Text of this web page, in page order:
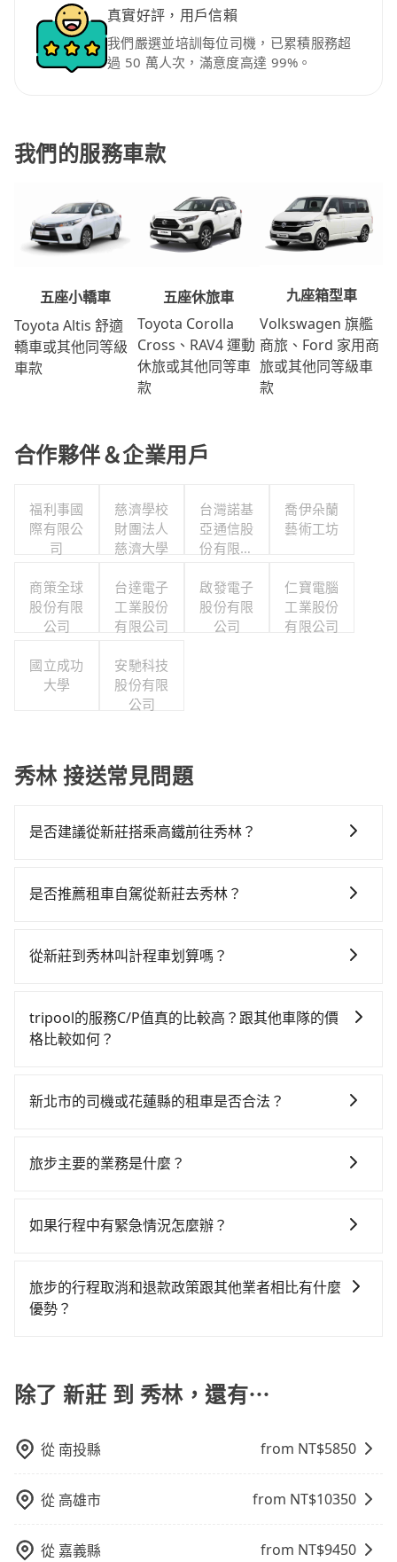
真實好評，用戶信賴
我們嚴選並培訓每位司機，已累積服務超
過 50 萬人次，滿意度高達 99%。
我們的服務車款
五座小轎車
Toyota Altis 舒適
轎車或其他同等級
車款
五座休旅車
Toyota Corolla
Cross、RAV4 運動
休旅或其他同等車
款
九座箱型車
Volkswagen 旗艦
商旅、Ford 家用商
旅或其他同等級車
款
合作夥伴＆企業用戶
福利事國
際有限公
司
慈濟學校
財團法人
慈濟大學
台灣諾基
亞通信股
份有限公
利委員會
喬伊朵蘭
藝術工坊
商策全球
股份有限
公司
台達電子
工業股份
有限公司
啟發電子
股份有限
公司
仁寶電腦
工業股份
有限公司
國立成功
大學
安馳科技
股份有限
公司
秀林 接送常見問題
是否建議從新莊搭乘高鐵前往秀林？
板橋-南港雖然一天最多時有92班車次，從最早07:02到
一輛計程車花費約200元、車程約20分鐘。抵達高鐵站
往南港高鐵站，每人票價70元，再用10分鐘出站、等待
車站前排班的計程車，搭上小黃後約花200分鐘、車費
每人花費為2,030元。但如果全程使用tripool並到府專
擔660元車資，而且更會額外浪費36分鐘在轉乘與等車
50%的交通費用。
是否推薦租車自駕從新莊去秀林？
在車上休息，那在新北市新莊區有約50間租車車行，比
Nissan Tiida，一天租金約$1,500，九人座如Hyundai
Starex或Volkswagen T5，一天$4,500起，油錢（每公
每日里程限定200~400公里，超過還會額外加收
林，預計的小轎車花費為$3,900或九人座$6,900。當然
者，租車地點可能離你的住家/辦公室/起點還有段路，且
要先自行加滿油，如遇到不肖業者，還車時可能遭遇各
種莫名理由而被額外收費，風險可謂不小。如果你們的
從新莊到秀林叫計程車划算嗎？
灣大車隊、Uber、Line Taxi、Yoxi等，如果在路邊攔不
到車，也可考慮打電話至新北市新莊區當地唯一的計程
$900。但如果要考慮到回程，花蓮縣僅有合法計程車約
小黃可能較為便宜，但當你們人數超過四位時，叫兩輛
tripool的服務C/P值真的比較高？跟其他車隊的價
格比較如何？
市場上稍具規模且合法經營的業者，有以短程與城市為
KKDAY、KLOOK、叫車吧等。tripool旅步專注在長程
輛調度能力，能以市價7~8折提供專車到府服務，是絕大
新北市的司機或花蓮縣的租車是否合法？
車、私家車或野雞車在招攬生意，這不僅是違法可能被
都無法監控或追查。最好別為了省小錢而冒上不必要的
駕駛執照以及良民證外，車輛一定投保最高300萬乘客
險。最好辨別叫的車是否合法，就看車牌的開頭，只要
旅步主要的業務是什麼？
務，依據旅客的需求來安排。旅客可立即在官網進行價
如果行程中有緊急情況怎麼辦？
旅步的行程取消和退款政策跟其他業者相比有什麼
優勢？
用車前一天的凌晨六點前完成取消訂單作業，旅步就承
諾會無條件全額退款，讓乘客感到安心之餘，降低風險
除了 新莊 到 秀林，還有⋯
從 南投縣 from NT$5850
從 高雄市 from NT$10350
從 嘉義縣 from NT$9450